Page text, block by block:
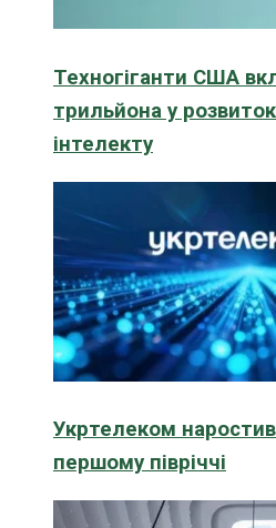
Техногіганти США
трильйона у
інтелекту
Укртелеком
першому півріччі